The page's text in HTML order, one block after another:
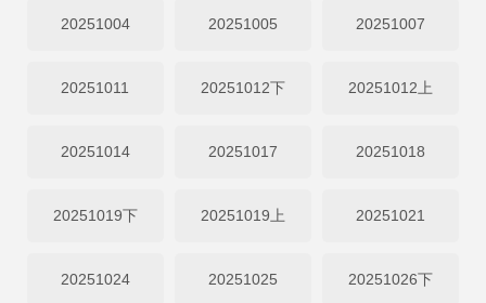
20251004 20251005 20251007
20251011 20251012下 20251012上
20251014 20251017 20251018
20251019下 20251019上 20251021
20251024 20251025 20251026下